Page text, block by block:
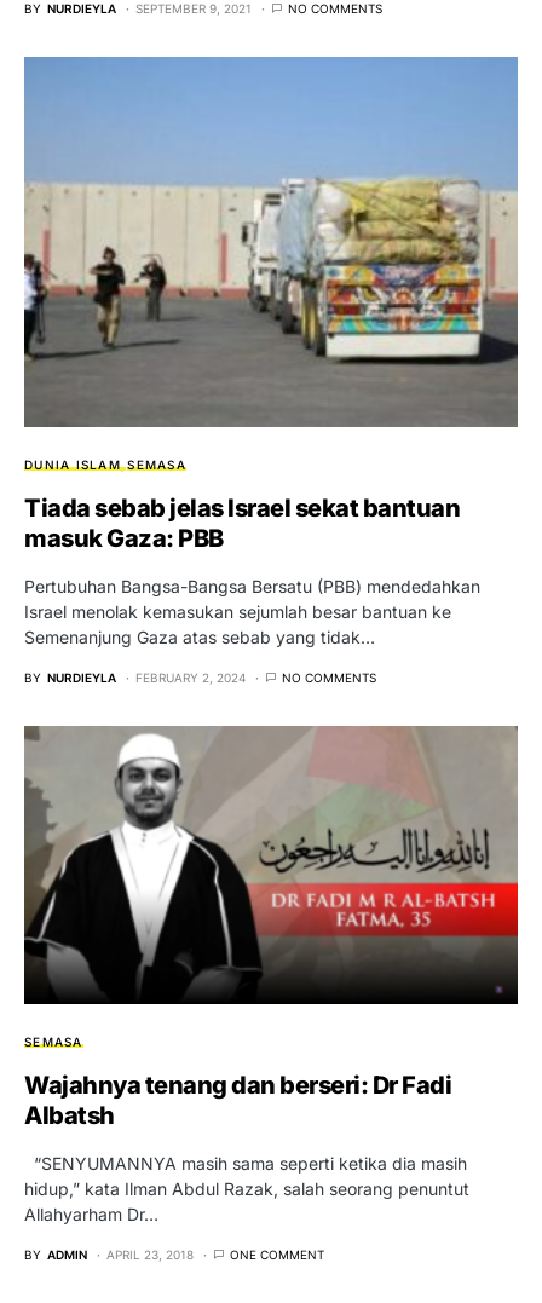
BY NURDIEYLA SEPTEMBER 9, 2021 NO COMMENTS
DUNIA ISLAM SEMASA
Tiada sebab jelas Israel sekat bantuan
masuk Gaza: PBB
Pertubuhan Bangsa-Bangsa Bersatu (PBB) mendedahkan
Israel menolak kemasukan sejumlah besar bantuan ke
Semenanjung Gaza atas sebab yang tidak…
BY NURDIEYLA FEBRUARY 2, 2024 NO COMMENTS
SEMASA
Wajahnya tenang dan berseri: Dr Fadi
Albatsh
“SENYUMANNYA masih sama seperti ketika dia masih
hidup,” kata Ilman Abdul Razak, salah seorang penuntut
Allahyarham Dr…
BY ADMIN APRIL 23, 2018 ONE COMMENT